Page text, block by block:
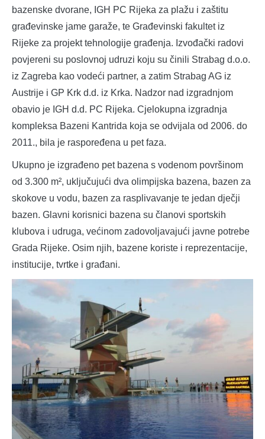
bazenske dvorane, IGH PC Rijeka za plažu i zaštitu
građevinske jame garaže, te Građevinski fakultet iz
Rijeke za projekt tehnologije građenja. Izvođački radovi
povjereni su poslovnoj udruzi koju su činili Strabag d.o.o.
iz Zagreba kao vodeći partner, a zatim Strabag AG iz
Austrije i GP Krk d.d. iz Krka. Nadzor nad izgradnjom
obavio je IGH d.d. PC Rijeka. Cjelokupna izgradnja
kompleksa Bazeni Kantrida koja se odvijala od 2006. do
2011., bila je raspoređena u pet faza.
Ukupno je izgrađeno pet bazena s vodenom površinom
od 3.300 m², uključujući dva olimpijska bazena, bazen za
skokove u vodu, bazen za rasplivavanje te jedan dječji
bazen. Glavni korisnici bazena su članovi sportskih
klubova i udruga, većinom zadovoljavajući javne potrebe
Grada Rijeke. Osim njih, bazene koriste i reprezentacije,
institucije, tvrtke i građani.